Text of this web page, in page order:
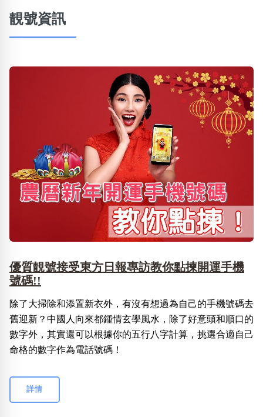
靚號資訊
優質靚號接受東方日報專訪教你點揀開運手機
號碼!!
除了大掃除和添置新衣外，有沒有想過為自己的手機號碼去
舊迎新？中國人向來都鍾情玄學風水，除了好意頭和順口的
數字外，其實還可以根據你的五行八字計算，挑選合適自己
命格的數字作為電話號碼！
詳情